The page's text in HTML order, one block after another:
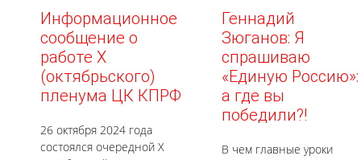
Информационное
сообщение о
работе Х
(октябрьского)
пленума ЦК КПРФ
26 октября 2024 года
состоялся очередной Х
Геннадий
Зюганов: Я
спрашиваю
«Единую Россию»:
а где вы
победили?!
В чем главные уроки